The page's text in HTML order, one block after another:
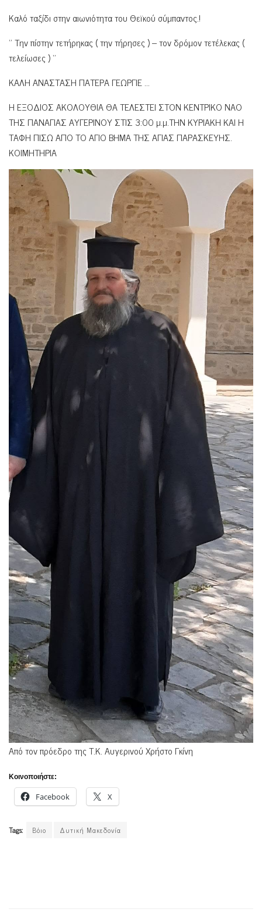
Καλό ταξίδι στην αιωνιότητα του Θεϊκού σύμπαντος.!
‘’ Την πίστην τετήρηκας ( την τήρησες ) – τον δρόμον τετέλεκας (
τελείωσες ) ‘’
ΚΑΛΗ ΑΝΑΣΤΑΣΗ ΠΑΤΕΡΑ ΓΕΩΡΓΙΕ …
Η ΕΞΟΔΙΟΣ ΑΚΟΛΟΥΘΙΑ ΘΑ ΤΕΛΕΣΤΕΙ ΣΤΟΝ ΚΕΝΤΡΙΚΟ ΝΑΟ
ΤΗΣ ΠΑΝΑΓΙΑΣ ΑΥΓΕΡΙΝΟΥ ΣΤΙΣ 3:00 μ.μ.ΤΗΝ ΚΥΡΙΑΚΗ ΚΑΙ Η
ΤΑΦΗ ΠΙΣΩ ΑΠΟ ΤΟ ΑΓΙΟ ΒΗΜΑ ΤΗΣ ΑΓΙΑΣ ΠΑΡΑΣΚΕΥΗΣ.
ΚΟΙΜΗΤΗΡΙΑ
Από τον πρόεδρο της Τ.Κ. Αυγερινού Χρήστο Γκίνη
Κοινοποιήστε:
Facebook X
Tags: Βόιο Δυτική Μακεδονία